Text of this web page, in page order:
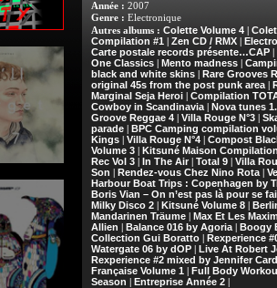
Année : 2007
Genre : Electronique
Autres albums : Colette Volume 4|
Compilation #1
Zen CD / RMX|
Carte postale records présente…CAP|
One Classics| Mento madness|
black and white skins
Rare Grooves
original 45s from the post punk area|
Marginal Seja Heroi| Compilation
Cowboy in Scandinavia| Nova tunes
Groove Reggae 4| Villa Rouge N°3|
parade| BPC Camping compilation
Kings| Villa Rouge N°4| Compost
Volume 3| Kitsuné Maison
Rec Vol 3| In The Air| Total 9| Villa
Son
Rendez-vous Chez Nino Rota|
Harbour Boat Trips : Copenhagen by
Boris Vian – On n’est pas là pour se
Milky Disco 2| Kitsuné Volume 8|
Mandarinen Träume| Max Et Les
Allien
Balance 016 by Agoria| Boogy
Collection Gui Boratto| Rexperience
Watergate 06 by dOP| Live At Robert
Rexperience #2 mixed by Jennifer
Française Volume 1
Full Body
Season
Entreprise Année 2|